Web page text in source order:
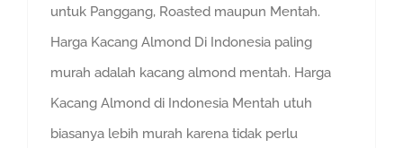
untuk Panggang, Roasted maupun Mentah.
Harga Kacang Almond Di Indonesia paling
murah adalah kacang almond mentah. Harga
Kacang Almond di Indonesia Mentah utuh
biasanya lebih murah karena tidak perlu